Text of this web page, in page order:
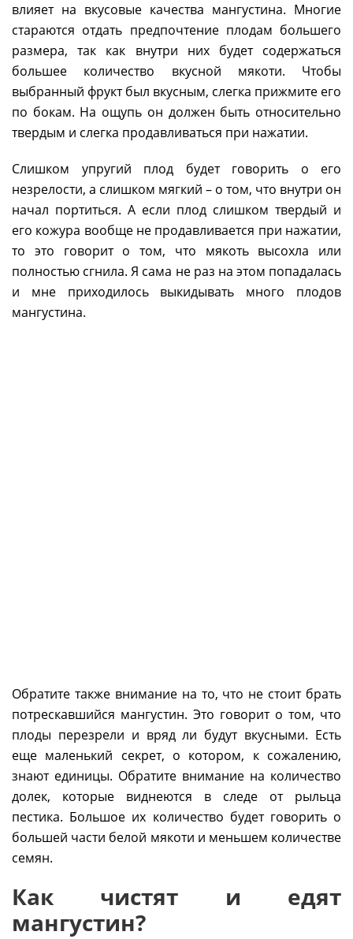
влияет на вкусовые качества мангустина. Многие
стараются отдать предпочтение плодам большего
размера, так как внутри них будет содержаться
большее количество вкусной мякоти. Чтобы
выбранный фрукт был вкусным, слегка прижмите его
по бокам. На ощупь он должен быть относительно
твердым и слегка продавливаться при нажатии.
Слишком упругий плод будет говорить о его
незрелости, а слишком мягкий – о том, что внутри он
начал портиться. А если плод слишком твердый и
его кожура вообще не продавливается при нажатии,
то это говорит о том, что мякоть высохла или
полностью сгнила. Я сама не раз на этом попадалась
и мне приходилось выкидывать много плодов
мангустина.
Обратите также внимание на то, что не стоит брать
потрескавшийся мангустин. Это говорит о том, что
плоды перезрели и вряд ли будут вкусными. Есть
еще маленький секрет, о котором, к сожалению,
знают единицы. Обратите внимание на количество
долек, которые виднеются в следе от рыльца
пестика. Большое их количество будет говорить о
большей части белой мякоти и меньшем количестве
семян.
Как чистят и едят
мангустин?